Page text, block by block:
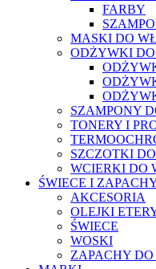
FARBY
MASKI DO
ODŻYWKI
SZAMPONY
TONERY I
SZCZOTKI
WCIERKI DO
ŚWIECE I
AKCESORIA
OLEJKI
ŚWIECE
WOSKI
ZAPACHY